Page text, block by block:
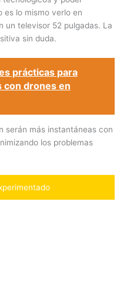
es lo mismo verlo en
un televisor 52 pulgadas. La
sin duda.
prácticas para
con drones en
serán más instantáneas con
los problemas